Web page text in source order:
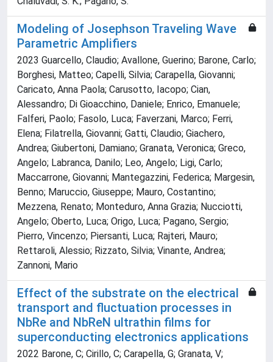
Modeling of Josephson Traveling Wave
Parametric Amplifiers
2023 Guarcello, Claudio; Avallone, Guerino; Barone, Carlo;
Borghesi, Matteo; Capelli, Silvia; Carapella, Giovanni;
Caricato, Anna Paola; Carusotto, Iacopo; Cian,
Alessandro; Di Gioacchino, Daniele; Enrico, Emanuele;
Falferi, Paolo; Fasolo, Luca; Faverzani, Marco; Ferri,
Elena; Filatrella, Giovanni; Gatti, Claudio; Giachero,
Andrea; Giubertoni, Damiano; Granata, Veronica; Greco,
Angelo; Labranca, Danilo; Leo, Angelo; Ligi, Carlo;
Maccarrone, Giovanni; Mantegazzini, Federica; Margesin,
Benno; Maruccio, Giuseppe; Mauro, Costantino;
Mezzena, Renato; Monteduro, Anna Grazia; Nucciotti,
Angelo; Oberto, Luca; Origo, Luca; Pagano, Sergio;
Pierro, Vincenzo; Piersanti, Luca; Rajteri, Mauro;
Rettaroli, Alessio; Rizzato, Silvia; Vinante, Andrea;
Zannoni, Mario
Effect of the substrate on the electrical
transport and fluctuation processes in
NbRe and NbReN ultrathin films for
superconducting electronics applications
2022 Barone, C; Cirillo, C; Carapella, G; Granata, V;